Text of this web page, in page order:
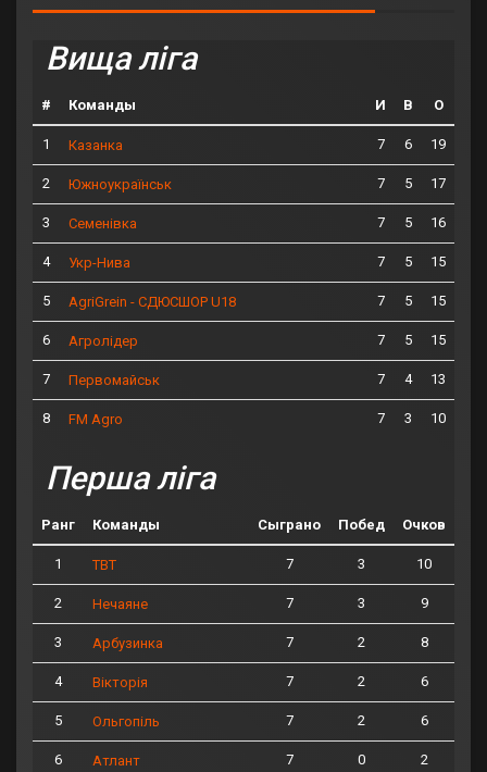
Вища ліга
# Команды И В О
1 Казанка 7 6 19
2 Южноукраїнськ 7 5 17
3 Семенівка 7 5 16
4 Укр-Нива 7 5 15
5 AgriGrein - СДЮСШОР U18 7 5 15
6 Агролідер 7 5 15
7 Первомайськ 7 4 13
8 FM Agro 7 3 10
Перша ліга
Ранг Команды Сыграно Побед Очков
1 ТВТ 7 3 10
2 Нечаяне 7 3 9
3 Арбузинка 7 2 8
4 Вікторія 7 2 6
5 Ольгопіль 7 2 6
6 Атлант 7 0 2